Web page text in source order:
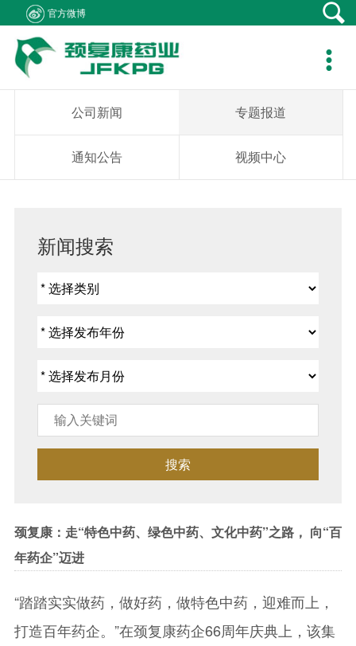
官方微博

产品中心
产品在线
新闻资讯
公司新闻
社会责任
医生资助
客户支持
资料下载
人力资源
职位招聘
关于我们
集团概况
联系我们
产品疾病咨询
销售业务咨询
综合事务咨询
公司新闻 专题报道
通知公告 视频中心
新闻搜索
搜索
颈复康：走“特色中药、绿色中药、文化中药”之路， 向“百
年药企”迈进
“踏踏实实做药，做好药，做特色中药，迎难而上，
打造百年药企。”在颈复康药企66周年庆典上，该集